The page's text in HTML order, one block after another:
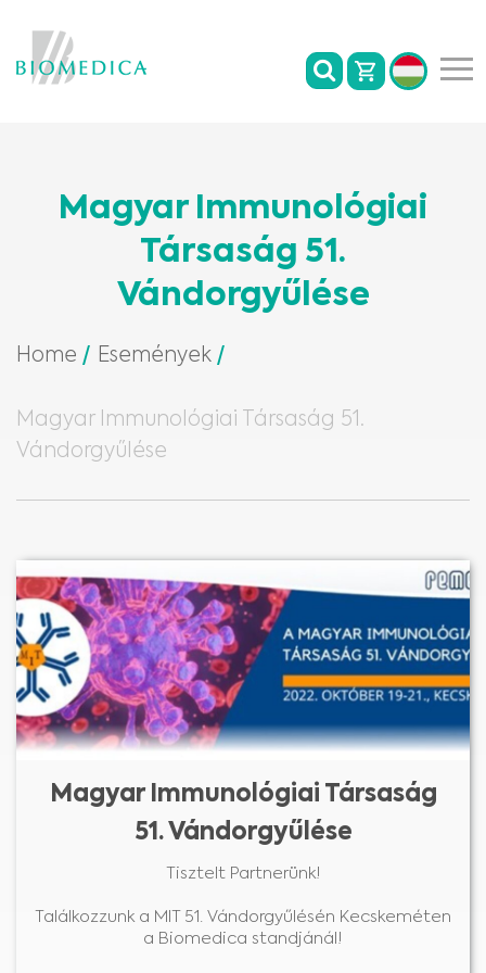
Magyar Immunológiai
Társaság 51.
Vándorgyűlése
Home Események
Magyar Immunológiai Társaság 51.
Vándorgyűlése
Magyar Immunológiai Társaság
51. Vándorgyűlése
Tisztelt Partnerünk!
Találkozzunk a MIT 51. Vándorgyűlésén Kecskeméten
a Biomedica standjánál!